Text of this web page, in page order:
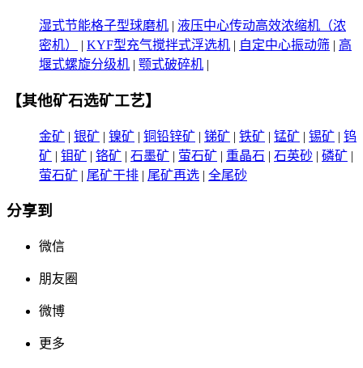
湿式节能格子型球磨机 | 液压中心传动高效浓缩机（浓
密机）
| KYF型充气搅拌式浮选机 | 自定中心振动筛 | 高
堰式螺旋分级机 | 颚式破碎机 |
【其他矿石选矿工艺】
金矿 | 银矿 | 镍矿 | 铜铅锌矿 | 锑矿 | 铁矿 | 锰矿 | 锡矿 | 钨
矿 | 钼矿 | 铬矿 | 石墨矿 | 萤石矿 | 重晶石 | 石英砂 | 磷矿 |
萤石矿 | 尾矿干排 | 尾矿再选 | 全尾砂
分享到
微信
朋友圈
微博
更多